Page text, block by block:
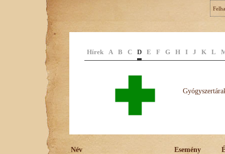
Hírek A B C D E F G H I J K L
Név Esemény